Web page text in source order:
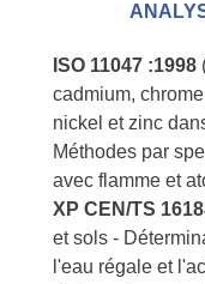
ISO 11047 :1998
cadmium,
nickel et zinc
Méthodes par
avec flamme et
XP CEN/TS
et sols -
l'eau régale et